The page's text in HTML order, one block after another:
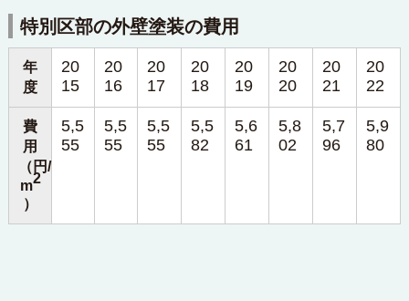
特別区部の外壁塗装の費用
年
度
20
15
20
16
20
17
20
18
20
19
20
20
20
21
20
22
費
用
（円/
m2
）
5,5
55
5,5
55
5,5
55
5,5
82
5,6
61
5,8
02
5,7
96
5,9
80